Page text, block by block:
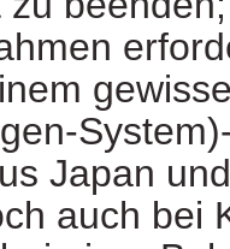
Japan
auch bei